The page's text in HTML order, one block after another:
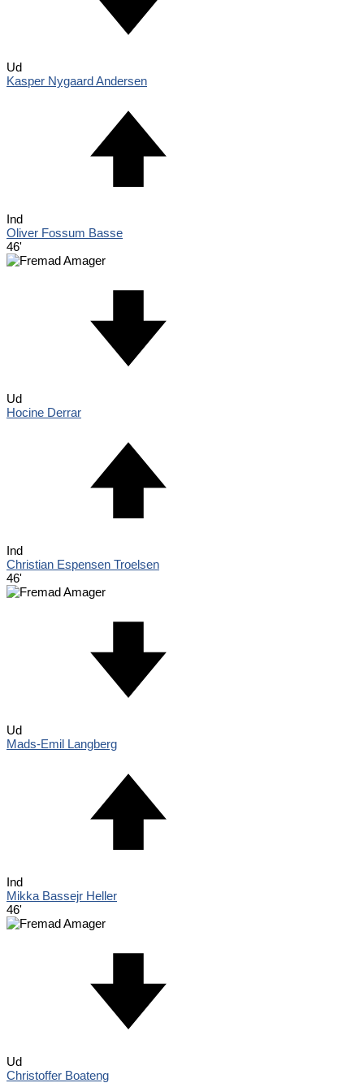
Ud
Kasper Nygaard Andersen
Ind
Oliver Fossum Basse
46'
Ud
Hocine Derrar
Ind
Christian Espensen Troelsen
46'
Ud
Mads-Emil Langberg
Ind
Mikka Bassejr Heller
46'
Ud
Christoffer Boateng